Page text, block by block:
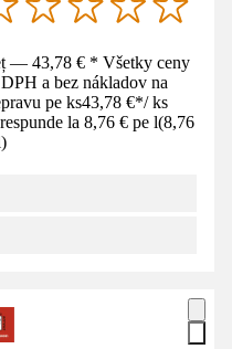
— 43,78 € * Všetky ceny
a bez nákladov na
pe ks43,78 €*/ ks
la 8,76 € pe l(8,76
)